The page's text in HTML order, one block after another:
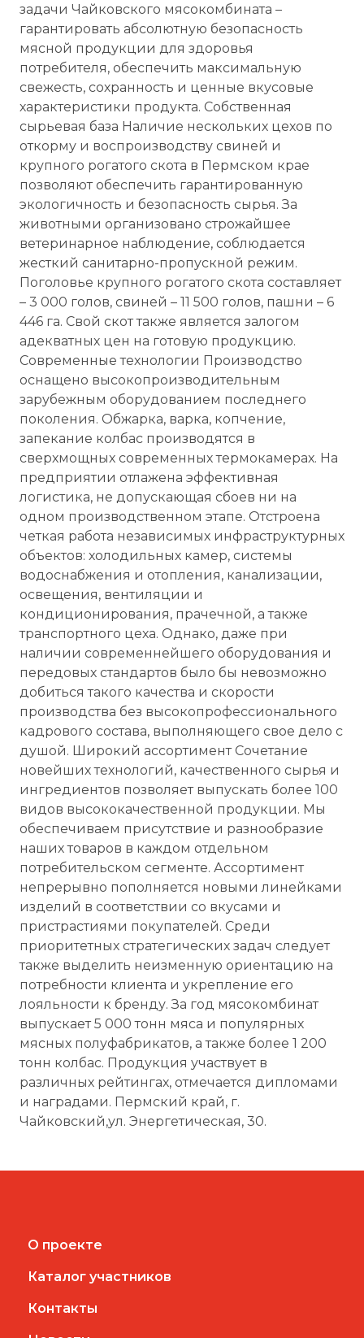
задачи Чайковского мясокомбината –
гарантировать абсолютную безопасность
мясной продукции для здоровья
потребителя, обеспечить максимальную
свежесть, сохранность и ценные вкусовые
характеристики продукта. Собственная
сырьевая база Наличие нескольких цехов по
откорму и воспроизводству свиней и
крупного рогатого скота в Пермском крае
позволяют обеспечить гарантированную
экологичность и безопасность сырья. За
животными организовано строжайшее
ветеринарное наблюдение, соблюдается
жесткий санитарно-пропускной режим.
Поголовье крупного рогатого скота составляет
– 3 000 голов, свиней – 11 500 голов, пашни – 6
446 га. Свой скот также является залогом
адекватных цен на готовую продукцию.
Современные технологии Производство
оснащено высокопроизводительным
зарубежным оборудованием последнего
поколения. Обжарка, варка, копчение,
запекание колбас производятся в
сверхмощных современных термокамерах. На
предприятии отлажена эффективная
логистика, не допускающая сбоев ни на
одном производственном этапе. Отстроена
четкая работа независимых инфраструктурных
объектов: холодильных камер, системы
водоснабжения и отопления, канализации,
освещения, вентиляции и
кондиционирования, прачечной, а также
транспортного цеха. Однако, даже при
наличии современнейшего оборудования и
передовых стандартов было бы невозможно
добиться такого качества и скорости
производства без высокопрофессионального
кадрового состава, выполняющего свое дело с
душой. Широкий ассортимент Сочетание
новейших технологий, качественного сырья и
ингредиентов позволяет выпускать более 100
видов высококачественной продукции. Мы
обеспечиваем присутствие и разнообразие
наших товаров в каждом отдельном
потребительском сегменте. Ассортимент
непрерывно пополняется новыми линейками
изделий в соответствии со вкусами и
пристрастиями покупателей. Среди
приоритетных стратегических задач следует
также выделить неизменную ориентацию на
потребности клиента и укрепление его
лояльности к бренду. За год мясокомбинат
выпускает 5 000 тонн мяса и популярных
мясных полуфабрикатов, а также более 1 200
тонн колбас. Продукция участвует в
различных рейтингах, отмечается дипломами
и наградами. Пермский край, г.
Чайковский,ул. Энергетическая, 30.
О проекте
Каталог участников
Контакты